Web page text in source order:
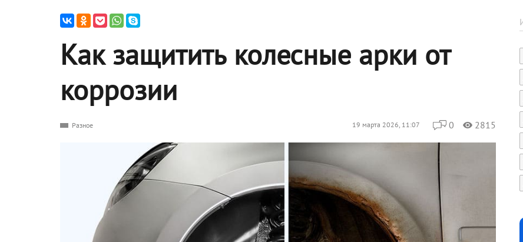
Как защитить колесные арки от
коррозии
Разное 19 марта 2026, 11:07 0 2815